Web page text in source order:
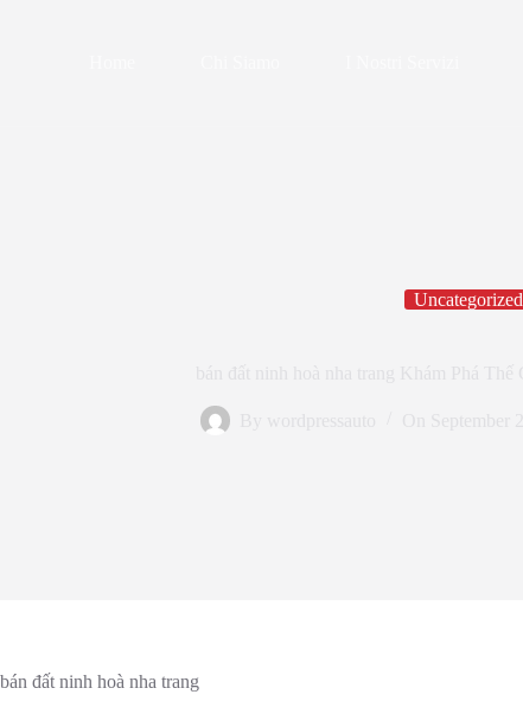
Uncategorized
bán đất ninh hoà nha trang